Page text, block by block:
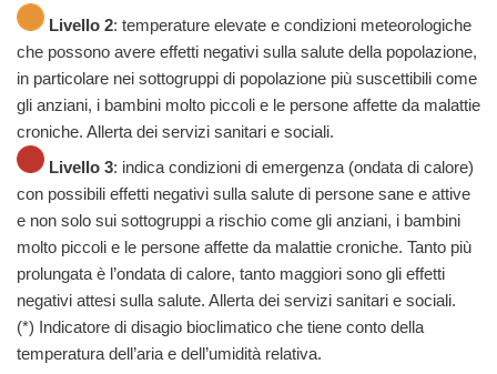
Livello 2: temperature elevate e condizioni meteorologiche
che possono avere effetti negativi sulla salute della popolazione,
in particolare nei sottogruppi di popolazione più suscettibili come
gli anziani, i bambini molto piccoli e le persone affette da malattie
croniche. Allerta dei servizi sanitari e sociali.
Livello 3: indica condizioni di emergenza (ondata di calore)
con possibili effetti negativi sulla salute di persone sane e attive
e non solo sui sottogruppi a rischio come gli anziani, i bambini
molto piccoli e le persone affette da malattie croniche. Tanto più
prolungata è l’ondata di calore, tanto maggiori sono gli effetti
negativi attesi sulla salute. Allerta dei servizi sanitari e sociali.
(*) Indicatore di disagio bioclimatico che tiene conto della
temperatura dell’aria e dell’umidità relativa.